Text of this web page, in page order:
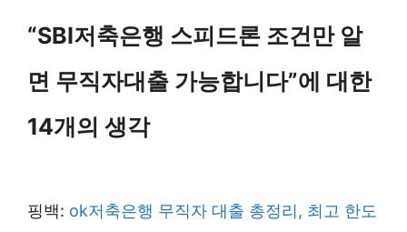
“SBI저축은행 스피드론 조건만 알
면 무직자대출 가능합니다”에 대한
14개의 생각
핑백: ok저축은행 무직자 대출 총정리, 최고 한도